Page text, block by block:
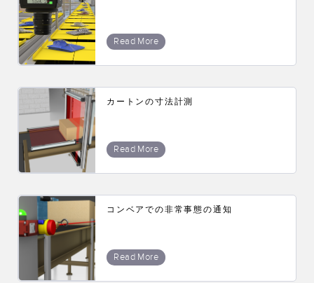
コードセット
ソフトウェア
Banner Measurement Sensor Software
センサGUIソフトウェア
TECHNOLOGY
Read More
カートンの寸法計測
Read More
コンベアでの非常事態の通知
Read More